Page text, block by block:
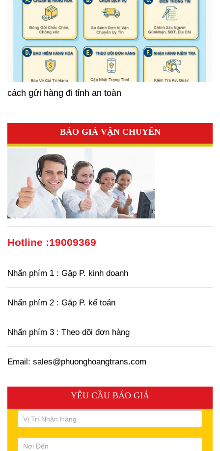
cách gửi hàng đi tỉnh an toàn
BÁO GIÁ VẬN CHUYỂN
Hotline :19009369
Nhấn phím 1 : Gặp P. kinh doanh
Nhấn phím 2 : Gặp P. kế toán
Nhấn phím 3 : Theo dõi đơn hàng
Email: sales@phuonghoangtrans.com
YÊU CẦU BÁO GIÁ